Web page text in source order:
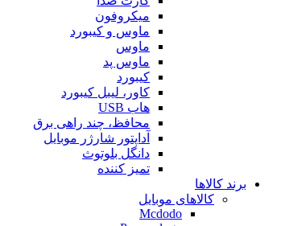
میکروفون
ماوس و کیبورد
ماوس
ماوس پد
کیبورد
کاور، لیبل کیبورد
هاب USB
محافظ، چند راهی برق
آداپتور شارژر موبایل
دانگل بلوتوث
تمیز کننده
برند کالاها
کالاهای موبایل
Mcdodo